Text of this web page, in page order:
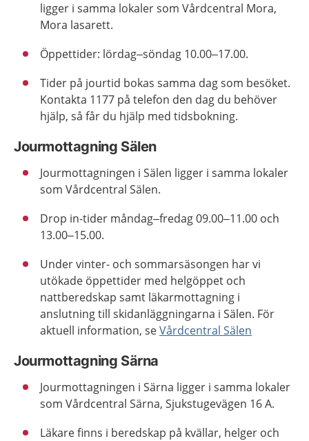
ligger i samma lokaler som Vårdcentral Mora,
Mora lasarett.
Öppettider: lördag–söndag 10.00–17.00.
Tider på jourtid bokas samma dag som besöket.
Kontakta 1177 på telefon den dag du behöver
hjälp, så får du hjälp med tidsbokning.
Jourmottagning Sälen
Jourmottagningen i Sälen ligger i samma lokaler
som Vårdcentral Sälen.
Drop in-tider måndag–fredag 09.00–11.00 och
13.00–15.00.
Under vinter- och sommarsäsongen har vi
utökade öppettider med helgöppet och
nattberedskap samt läkarmottagning i
anslutning till skidanläggningarna i Sälen. För
aktuell information, seVårdcentral Sälen
Jourmottagning Särna
Jourmottagningen i Särna ligger i samma lokaler
som Vårdcentral Särna, Sjukstugevägen 16 A.
Läkare finns i beredskap på kvällar, helger och